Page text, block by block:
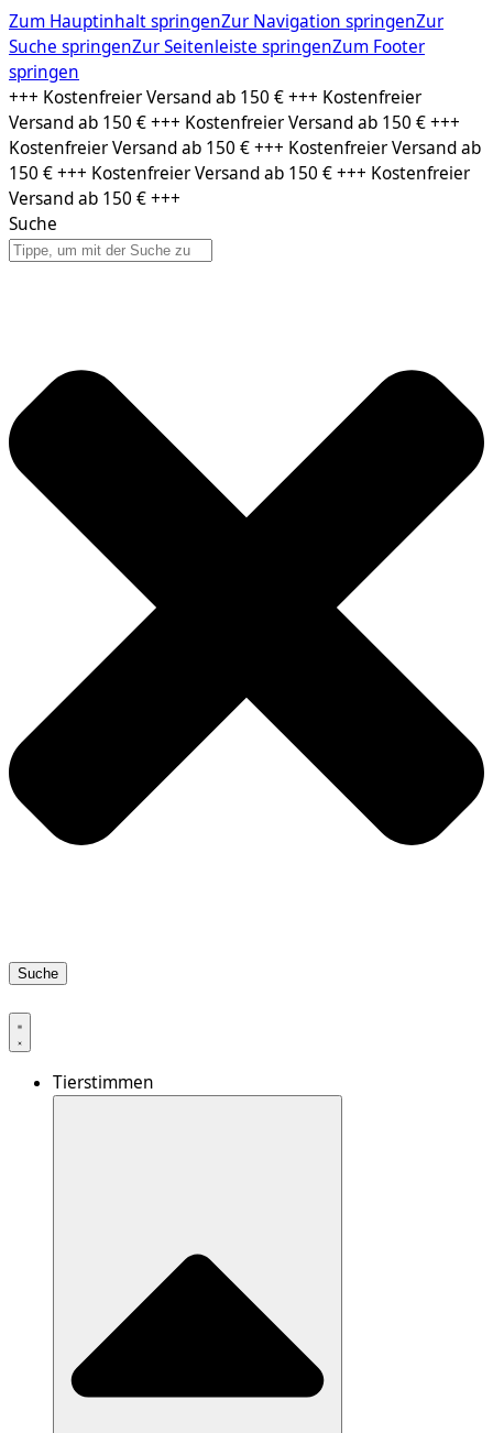
Zum Hauptinhalt springenZur Navigation springenZur
Suche springenZur Seitenleiste springenZum Footer
springen
Zum
Inhalt
springen
+++ Kostenfreier Versand ab 150 € +++ Kostenfreier
Versand ab 150 € +++ Kostenfreier Versand ab 150 € +++
Kostenfreier Versand ab 150 € +++ Kostenfreier Versand ab
150 € +++ Kostenfreier Versand ab 150 € +++ Kostenfreier
Versand ab 150 € +++
Suche
Suche
Tierstimmen